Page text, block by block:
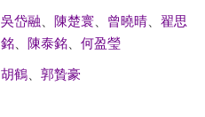
吳岱融 陳楚寰、 曾曉晴、 翟思
銘、 陳泰銘、 何盈瑩
胡鶴、 郭贄豪